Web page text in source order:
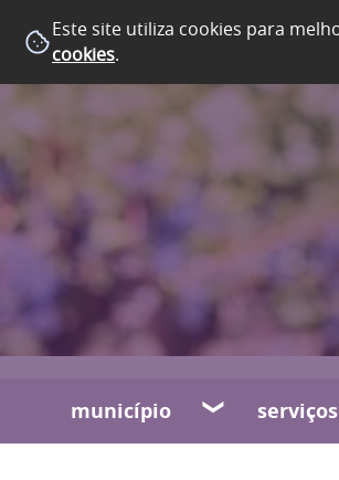
Este site utiliza cookies para
cookies.
município serviços